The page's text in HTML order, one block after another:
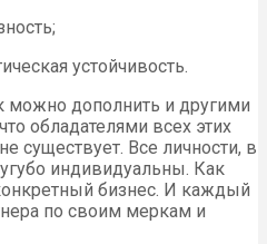
устойчивость.
можно дополнить и другими
обладателями всех этих
существует. Все личности, в
индивидуальны. Как
бизнес. И каждый
по своим меркам и